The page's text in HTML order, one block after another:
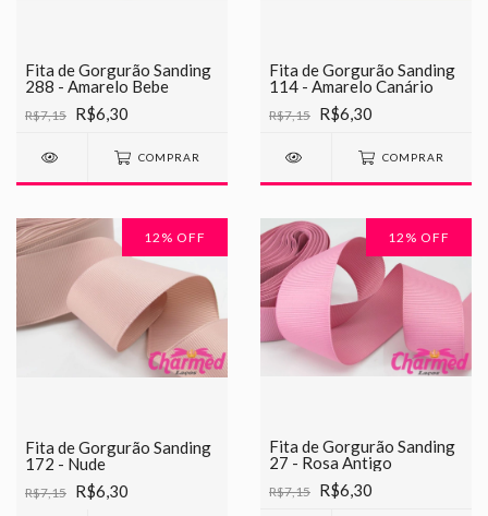
Fita de Gorgurão Sanding
288 - Amarelo Bebe
R$7,15 R$6,30
COMPRAR
Fita de Gorgurão Sanding
114 - Amarelo Canário
R$7,15 R$6,30
COMPRAR
12 % OFF
Fita de Gorgurão Sanding
172 - Nude
R$7,15 R$6,30
12 % OFF
Fita de Gorgurão Sanding
27 - Rosa Antigo
R$7,15 R$6,30